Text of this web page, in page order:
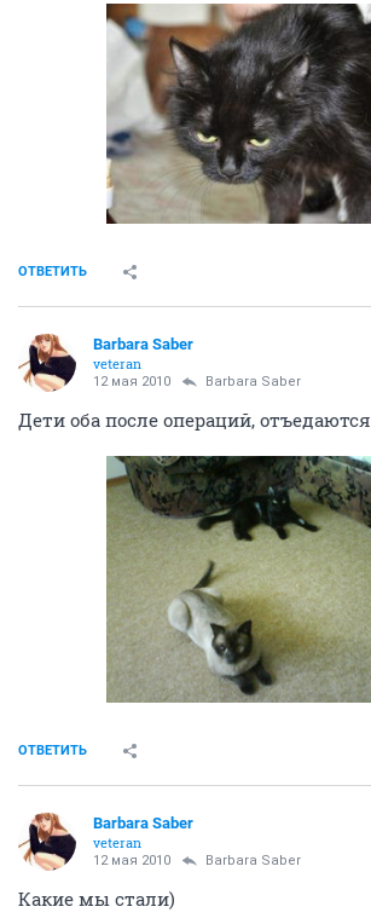
ОТВЕТИТЬ
Barbara Saber
veteran
12 мая 2010 Barbara Saber
Дети оба после операций, отъедаются
ОТВЕТИТЬ
Barbara Saber
veteran
12 мая 2010 Barbara Saber
Какие мы стали)